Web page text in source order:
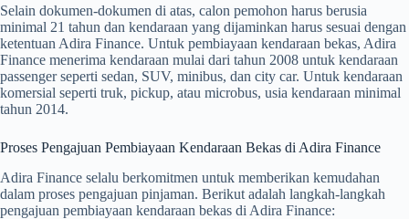
Selain dokumen-dokumen di atas, calon pemohon harus berusia
minimal 21 tahun dan kendaraan yang dijaminkan harus sesuai dengan
ketentuan Adira Finance. Untuk pembiayaan kendaraan bekas, Adira
Finance menerima kendaraan mulai dari tahun 2008 untuk kendaraan
passenger seperti sedan, SUV, minibus, dan city car. Untuk kendaraan
komersial seperti truk, pickup, atau microbus, usia kendaraan minimal
tahun 2014.
Proses Pengajuan Pembiayaan Kendaraan Bekas di Adira Finance
Adira Finance selalu berkomitmen untuk memberikan kemudahan
dalam proses pengajuan pinjaman. Berikut adalah langkah-langkah
pengajuan pembiayaan kendaraan bekas di Adira Finance: